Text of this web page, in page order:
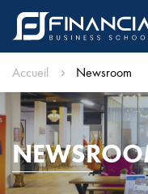
Accueil Newsroom